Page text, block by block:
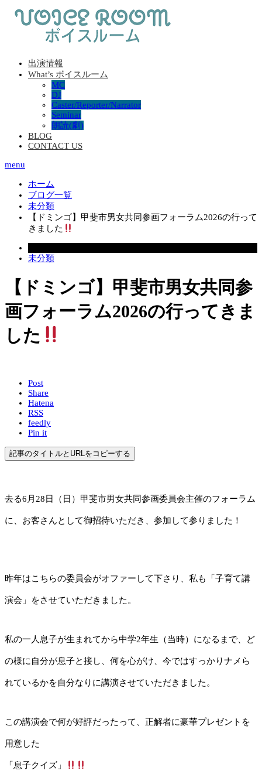
出演情報
What’s ボイスルーム
MC
DJ
Caster/Reporter/Narrator
Seminar
朗読(劇)
BLOG
CONTACT US
menu
ホーム
ブログ一覧
未分類
【ドミンゴ】甲斐市男女共同参画フォーラム2026の行って
きました
未分類
【ドミンゴ】甲斐市男女共同参
画フォーラム2026の行ってきま
した
Post
Share
Hatena
RSS
feedly
Pin it
記事のタイトルとURLをコピーする
去る6月28日（日）甲斐市男女共同参画委員会主催のフォーラム
に、お客さんとして御招待いただき、参加して参りました！
昨年はこちらの委員会がオファーして下さり、私も「子育て講
演会」をさせていただきました。
私の一人息子が生まれてから中学2年生（当時）になるまで、ど
の様に自分が息子と接し、何を心がけ、今ではすっかりナメら
れているかを自分なりに講演させていただきました。
この講演会で何が好評だったって、正解者に豪華プレゼントを
用意した
「息子クイズ」